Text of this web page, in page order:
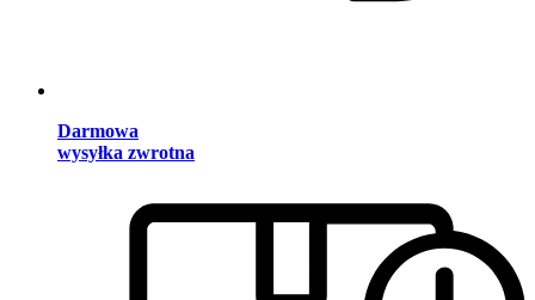
Darmowa
wysyłka zwrotna